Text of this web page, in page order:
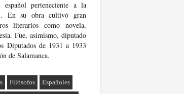
perteneciente a la
En su obra cultivó gran
literarios como novela,
Fue, asimismo, diputado
Diputados de 1931 a 1933
de Salamanca.
Filósofos Españoles